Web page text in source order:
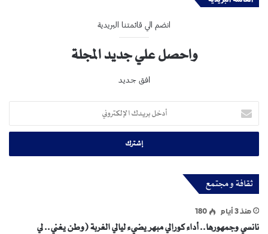
انضم الي قائمتنا البريدية
واحصل علي جديد المجلة
افق جديد
أدخل
بريدك
الإلكتروني
ثقافة و مجتمع
منذ 3 أيام 180
نانسي وجمهورها.. أداء كورالي مبهر يضيء ليالي الغربة (وطن يغني.. لي